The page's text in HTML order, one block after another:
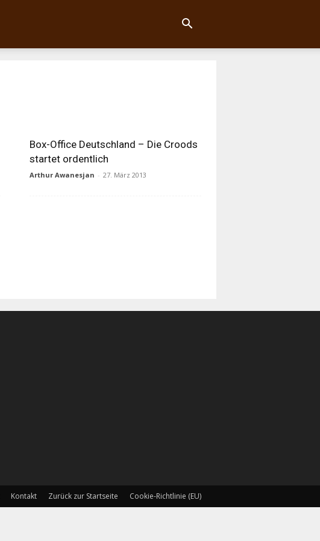
Box-Office Deutschland – Die Croods
startet ordentlich
Arthur Awanesjan - 27. März 2013
Kontakt Zurück zur Startseite Cookie-Richtlinie (EU)